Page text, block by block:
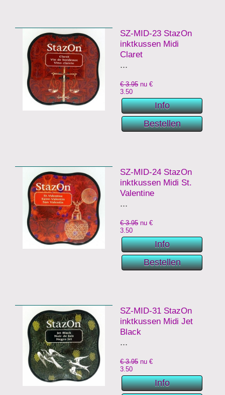
SZ-MID-23 StazOn
inktkussen Midi
Claret
...
€ 3.95 nu €
3.50
SZ-MID-24 StazOn
inktkussen Midi St.
Valentine
...
€ 3.95 nu €
3.50
SZ-MID-31 StazOn
inktkussen Midi Jet
Black
...
€ 3.95 nu €
3.50